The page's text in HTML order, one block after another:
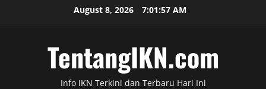
August 8, 2026 7:01:57 AM
TentangIKN.com
Info IKN Terkini dan Terbaru Hari Ini